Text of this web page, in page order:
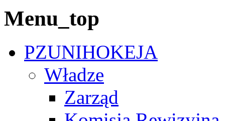
Menu_top
PZUNIHOKEJA
Władze
Zarząd